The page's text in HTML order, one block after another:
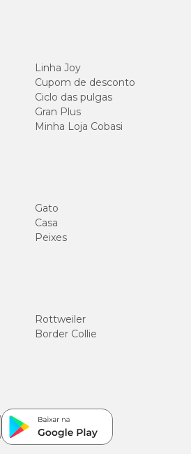
Linha Joy
Cupom de desconto
Ciclo das pulgas
Gran Plus
Minha Loja Cobasi
Gato
Casa
Peixes
Rottweiler
Border Collie